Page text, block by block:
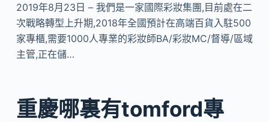
2019年8月23日 – 我們是一家國際彩妝集團,目前處在二
次戰略轉型上升期,2018年全國預計在高端百貨入駐500
家專櫃,需要1000人專業的彩妝師BA/彩妝MC/督導/區域
主管,正在儲…
重慶哪裏有tomford專